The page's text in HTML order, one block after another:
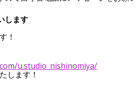
します
！
u.studio_nishinomiya/
します！